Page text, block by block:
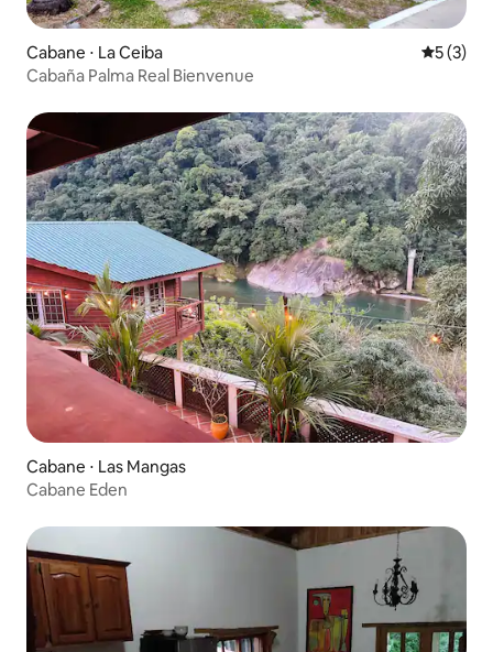
Cabane ⋅ La Ceiba
5 (3)
Cabaña Palma Real Bienvenue
Cabane ⋅ Las Mangas
Cabane Eden